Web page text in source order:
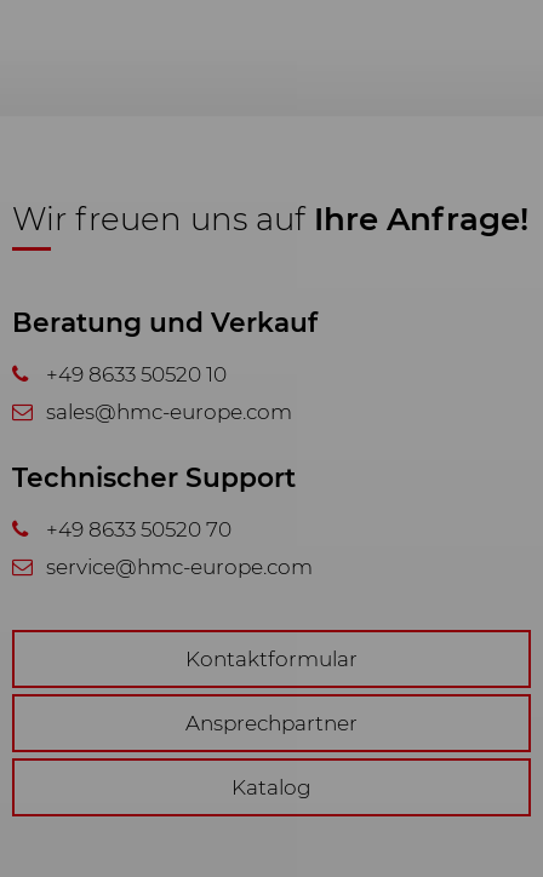
Wir möchten Nutzerfreundlichkeit
und Leistungsfähigkeit unserer
Technologien (auch Cookies), die
auswerten, welche Funktionen und
Inhalte unserer Webseiten wie und
Grundlage können wir unsere
Webseiten für die Nutzer
verbessern.
Marketing
Wir verwenden Web-Technologien
(auch Cookies) von ausgewählten
Partnern, um Ihnen auf Web- und
Social-Media-Seiten besonders auf
Sie zugeschnittene Inhalte und
Diese Inhalte werden auf Basis Ihres
Wir freuen uns auf Ihre Anfrage!
Beratung und Verkauf
+49 8633 50520 10
sales@hmc-europe.com
Technischer Support
+49 8633 50520 70
service@hmc-europe.com
Kontaktformular
Ansprechpartner
Katalog